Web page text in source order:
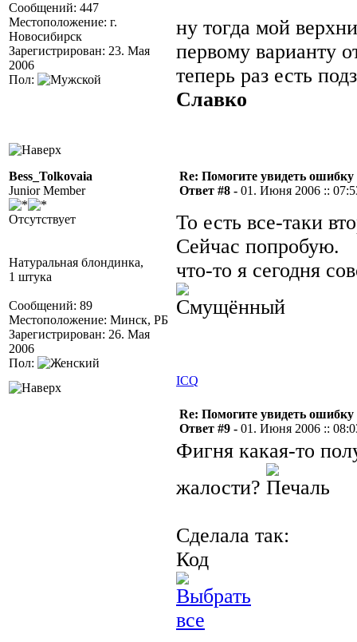
Сообщений: 447
Местоположение: г.
Новосибирск
Зарегистрирован: 23. Мая
2006
Пол:
ну тогда мой
первому варианту
теперь раз есть
Славко
Bess_Tolkovaia
Junior Member
Отсутствует
Натуральная блондинка,
1 штука
Сообщений: 89
Местоположение: Минск, РБ
Зарегистрирован: 26. Мая
2006
Пол:
Re: Помогите увидеть ошибку
Ответ #8 - 01. Июня 2006 ::
То есть все-таки
Сейчас попробую.
что-то я сегодня
ICQ
Re: Помогите увидеть ошибку
Ответ #9 - 01. Июня 2006 ::
Фигня какая-то
жалости?
Сделала так:
Код